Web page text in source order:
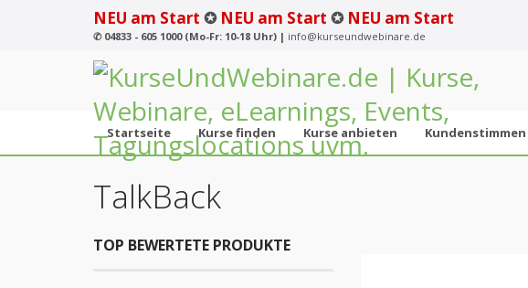
NEU am Start ✪ NEU am Start ✪ NEU am Start
✆04833 - 605 1000 (Mo-Fr: 10-18 Uhr) | info@kurseundwebinare.de
Startseite Kurse finden Kurse anbieten Kundenstimmen
TalkBack
TOP BEWERTETE PRODUKTE